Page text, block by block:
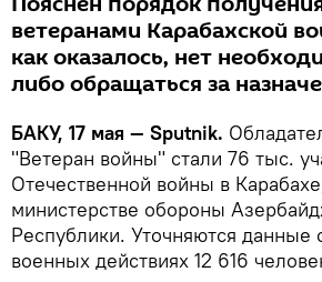
ветеранами Карабахской
как оказалось, нет
либо обращаться за
БАКУ, 17 мая — Sputnik.
"Ветеран войны" стали 76 тыс.
Отечественной войны в
министерстве обороны
Республики. Уточняются данные
военных действиях 12 616